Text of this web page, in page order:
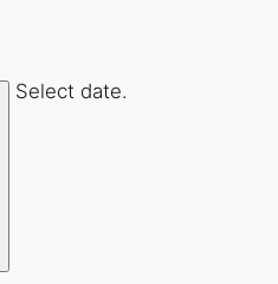
Select date.